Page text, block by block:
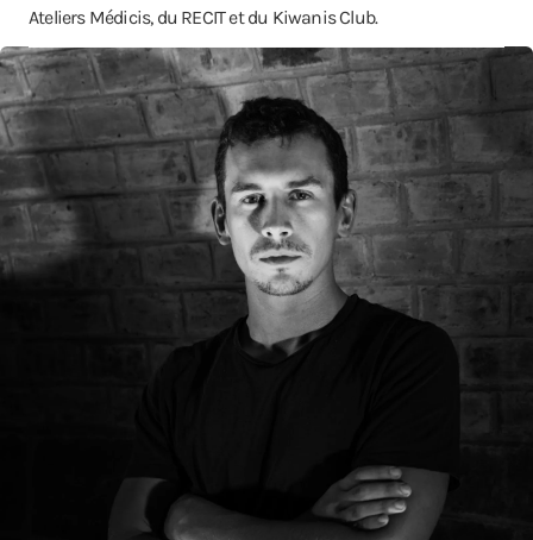
Ateliers Médicis, du RECIT et du Kiwanis Club.